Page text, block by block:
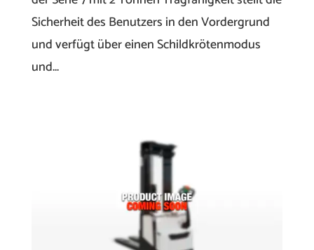
Sicherheit des Benutzers in den Vordergrund
und verfügt über einen Schildkrötenmodus
und...